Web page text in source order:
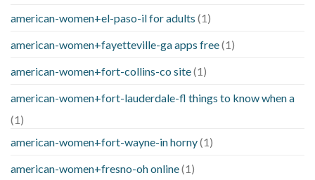
american-women+el-paso-il for adults (1)
american-women+fayetteville-ga apps free(1)
american-women+fort-collins-co site(1)
american-women+fort-lauderdale-fl things to know when a
(1)
american-women+fort-wayne-in horny(1)
american-women+fresno-oh online(1)